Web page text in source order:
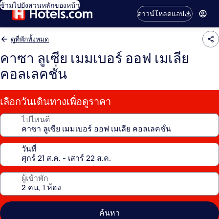
ข้ามไปยังส่วนหลักของหน้า
ดาวน์โหลดแอป
ดูที่พักทั้งหมด
คาซา ลูเซีย เมมเบอร์ ออฟ เมเลีย
คอลเลคชั่น
เลือกวันเดินทางเพื่อดูราคา
ไปไหนดี
วันที่
ผู้เข้าพัก
ค้นหา